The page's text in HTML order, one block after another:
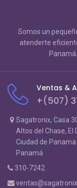
Somos un
atenderte
Ventas &
+(507)
Sagatronix, Casa
Altos del Chase, El
Ciudad de
Panamá
310-7242